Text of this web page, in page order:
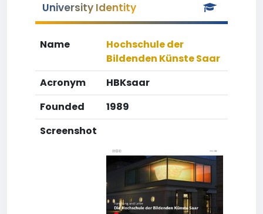
University Identity
Name
Hochschule der
Bildenden Künste Saar
Acronym
HBKsaar
Founded
1989
Screenshot